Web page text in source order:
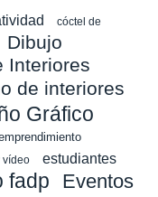
cóctel de
Dibujo
Interiores
de interiores
Gráfico
vídeo
estudiantes
fadp
Eventos